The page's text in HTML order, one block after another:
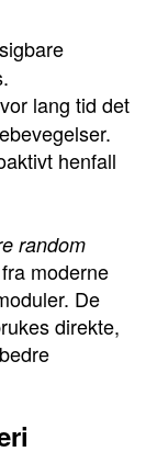
lang tid det
henfall
random
moderne
De
direkte,